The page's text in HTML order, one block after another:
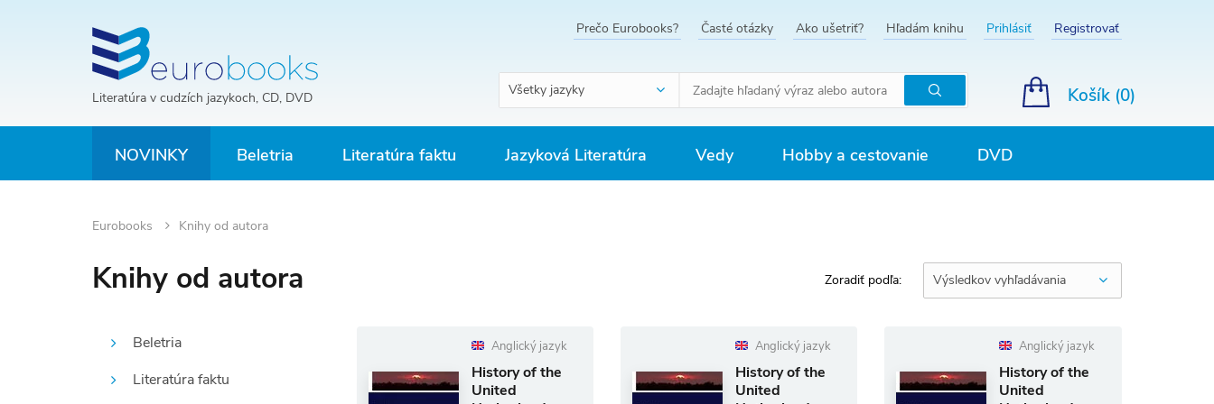
Literatúra v cudzích jazykoch, CD, DVD
Prečo Eurobooks? Časté otázky Ako ušetriť? Hľadám knihu Prihlásiť Registrovať
Všetky jazyky
Hľadať
Košík (0)
NOVINKY Beletria Literatúra faktu Jazyková Literatúra Vedy Hobby a cestovanie DVD
Eurobooks Knihy od autora
Knihy od autora Zoradiť podľa: Výsledkov vyhľadávania
Beletria
Literatúra faktu
Anglický jazyk
History of the
United
Anglický jazyk
History of the
United
Anglický jazyk
History of the
United